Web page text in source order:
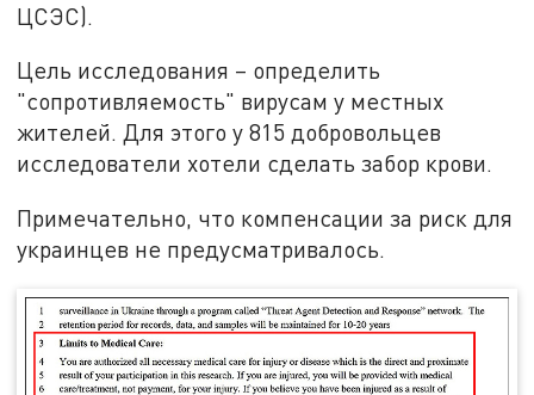
ЦСЭС).
Цель исследования – определить
"сопротивляемость" вирусам у местных
жителей. Для этого у 815 добровольцев
исследователи хотели сделать забор крови.
Примечательно, что компенсации за риск для
украинцев не предусматривалось.